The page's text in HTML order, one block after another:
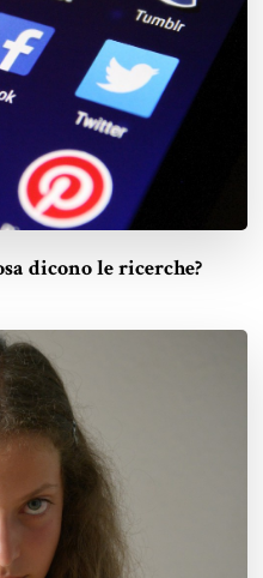
dicono le ricerche?